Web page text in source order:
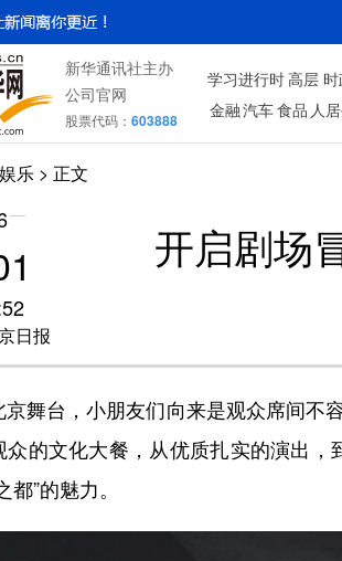
新华通讯社主办
公司官网
股票代码： 603888
学习进行时 高层
金融 汽车 食品 人
娱乐 > 正文
日报
开启剧场
台，小朋友们向来是观众席间不容
众的文化大餐，从优质扎实的演出
都”的魅力。